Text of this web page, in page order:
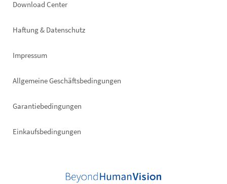
Footer
Download Center
Haftung & Datenschutz
Impressum
Allgemeine Geschäftsbedingungen
Garantiebedingungen
Einkaufsbedingungen